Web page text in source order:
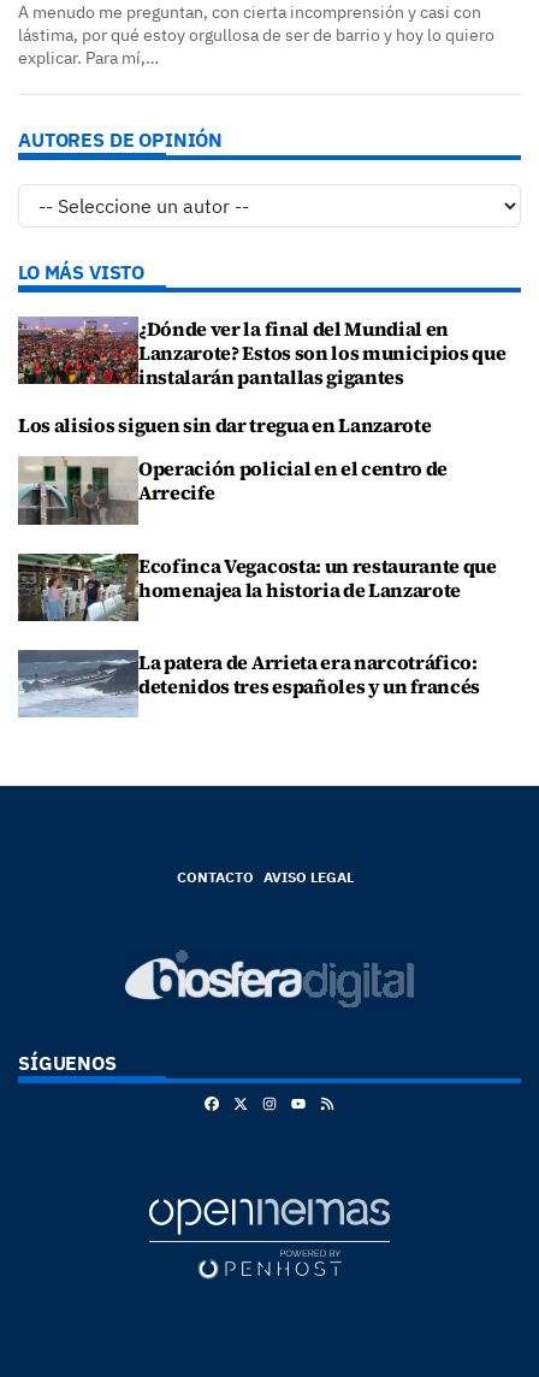
A menudo me preguntan, con cierta incomprensión y casi con
lástima, por qué estoy orgullosa de ser de barrio y hoy lo quiero
explicar. Para mí,…
AUTORES DE OPINIÓN
LO MÁS VISTO
¿Dónde ver la final del Mundial en
Lanzarote? Estos son los municipios que
instalarán pantallas gigantes
Los alisios siguen sin dar tregua en Lanzarote
Operación policial en el centro de
Arrecife
Ecofinca Vegacosta: un restaurante que
homenajea la historia de Lanzarote
La patera de Arrieta era narcotráfico:
detenidos tres españoles y un francés
CONTACTO AVISO LEGAL
SÍGUENOS
FacebookInstagram